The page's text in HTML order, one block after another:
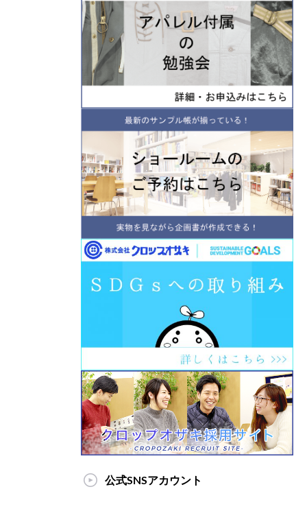
公式SNSアカウント